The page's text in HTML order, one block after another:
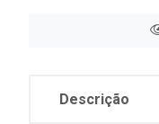
Descrição